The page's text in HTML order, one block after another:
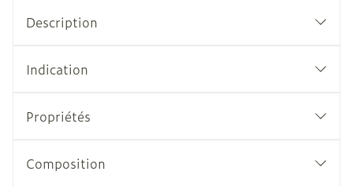
Description
Indication
Propriétés
Composition